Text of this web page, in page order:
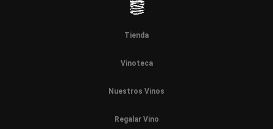
Tienda
Vinoteca
Nuestros Vinos
Regalar Vino